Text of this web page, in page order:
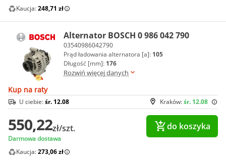
Kaucja:248,71 zł
Alternator BOSCH 0 986 042 790
03540986042790
Prąd ładowania alternatora [a]: 105
Długość [mm]: 176
Rozwiń więcej danych
Kup na raty
Kraków:śr. 12.08
U ciebie:śr. 12.08
550,22zł/szt.
Darmowa dostawa
do koszyka
Kaucja:273,06 zł